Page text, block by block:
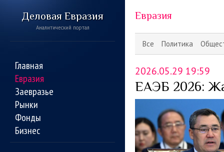
Деловая Евразия
Аналитический портал
Главная
Евразия
Заевразье
Рынки
Фонды
Бизнес
Все Политика
Евразия
2026.05.29 19:59
ЕАЭБ 2026: